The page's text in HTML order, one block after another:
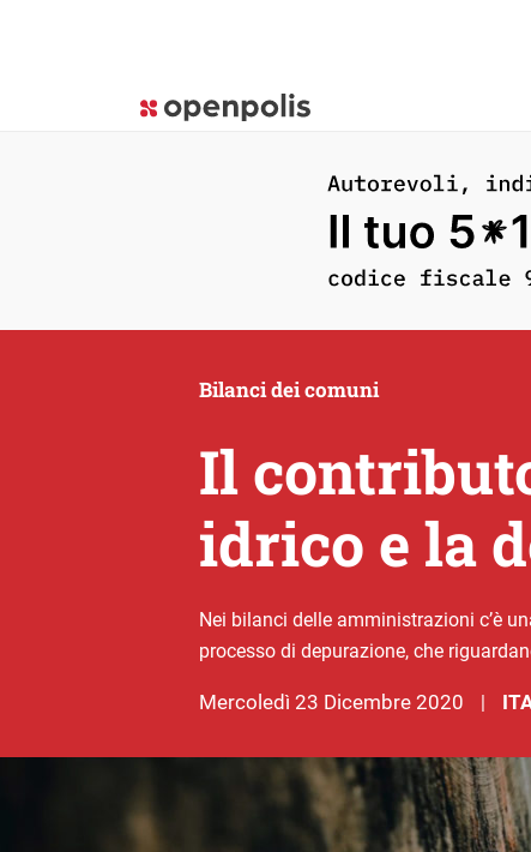
Il
idrico e la
Bilanci dei comuni
Nei bilanci delle amministrazioni c’è
processo di depurazione, che
mercoledì 23 Dicembre 2020 |